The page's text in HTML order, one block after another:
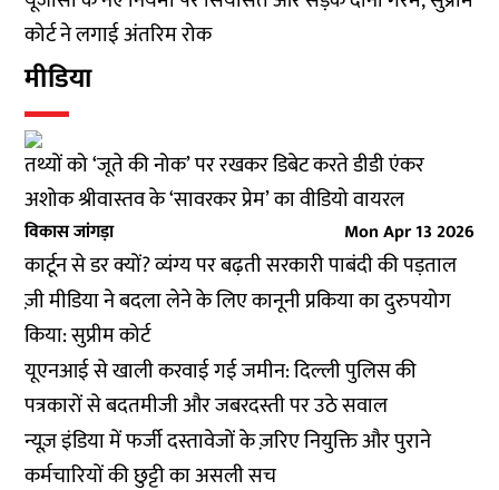
कोर्ट ने लगाई अंतरिम रोक
मीडिया
तथ्यों को ‘जूते की नोक’ पर रखकर डिबेट करते डीडी एंकर
अशोक श्रीवास्तव के ‘सावरकर प्रेम’ का वीडियो वायरल
विकास जांगड़ा Mon Apr 13 2026
कार्टून से डर क्यों? व्यंग्य पर बढ़ती सरकारी पाबंदी की पड़ताल
ज़ी मीडिया ने बदला लेने के लिए कानूनी प्रकिया का दुरुपयोग
किया: सुप्रीम कोर्ट
यूएनआई से खाली करवाई गई जमीन: दिल्ली पुलिस की
पत्रकारों से बदतमीजी और जबरदस्ती पर उठे सवाल
न्यूज़ इंडिया में फर्जी दस्तावेजों के ज़रिए नियुक्ति और पुराने
कर्मचारियों की छुट्टी का असली सच